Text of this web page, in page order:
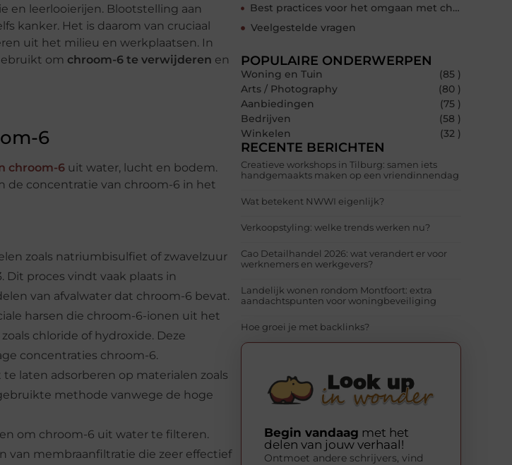
en leerlooierijen. Blootstelling aan
kanker. Het is daarom van cruciaal
uit het milieu en werkplaatsen. In
om chroom-6 te verwijderen en
6
chroom-6 uit water, lucht en bodem.
de concentratie van chroom-6 in het
zoals natriumbisulfiet of zwavelzuur
proces vindt vaak plaats in
van afvalwater dat chroom-6 bevat.
harsen die chroom-6-ionen uit het
chloride of hydroxide. Deze
concentraties chroom-6.
laten adsorberen op materialen zoals
methode vanwege de hoge
om chroom-6 uit water te filteren.
van membraanfiltratie die zeer effectief
Best practices voor het omgaan met chroom-6
Veelgestelde vragen
POPULAIRE ONDERWERPEN
Woning en Tuin
(85 )
Arts / Photography
(80 )
Aanbiedingen
(75 )
Bedrijven
(58 )
Winkelen
(32 )
RECENTE BERICHTEN
Creatieve workshops in Tilburg: samen iets
handgemaakts maken op een vriendinnendag
Wat betekent NWWI eigenlijk?
Verkoopstyling: welke trends werken nu?
Cao Detailhandel 2026: wat verandert er voor
werknemers en werkgevers?
Landelijk wonen rondom Montfoort: extra
aandachtspunten voor woningbeveiliging
Hoe groei je met backlinks?
Begin vandaag met het
delen van jouw verhaal!
Ontmoet andere schrijvers, vind